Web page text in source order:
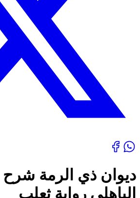
ديوان ذي الرمة شرح
الباهلي رواية ثعلب